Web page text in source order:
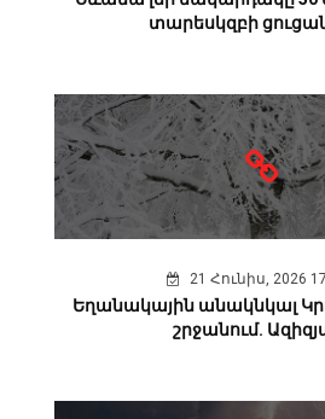
տարեսկզբի
21 Հունիս, 2026
Եղանակային անակնկալ
շրջանում.